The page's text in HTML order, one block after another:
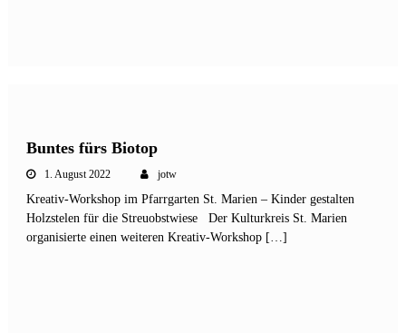
Buntes fürs Biotop
1. August 2022 jotw
Kreativ-Workshop im Pfarrgarten St. Marien – Kinder gestalten
Holzstelen für die Streuobstwiese Der Kulturkreis St. Marien
organisierte einen weiteren Kreativ-Workshop […]